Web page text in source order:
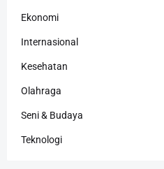
Ekonomi
Internasional
Kesehatan
Olahraga
Seni & Budaya
Teknologi